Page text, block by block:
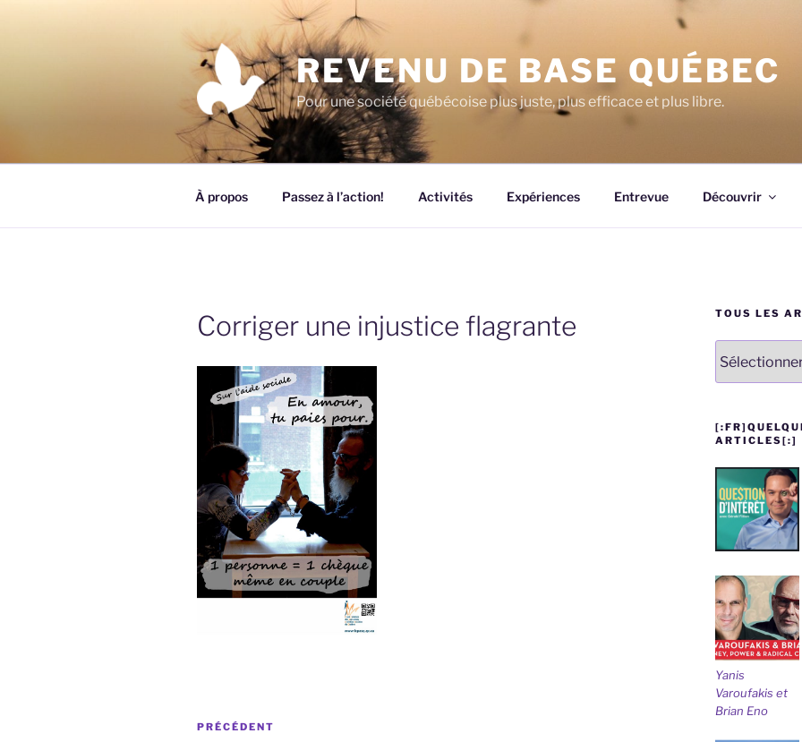
REVENU DE BASE QUÉBEC
Pour une société québécoise plus juste, plus efficace et plus libre.
À propos Passez à l’action! Activités Expériences Entrevue Découvrir
Corriger une injustice flagrante
Navigation
Article
PRÉCÉDENT
TOUS LES
les
articles
ARTICLES[:]
Yanis
Varoufakis et
Brian Eno